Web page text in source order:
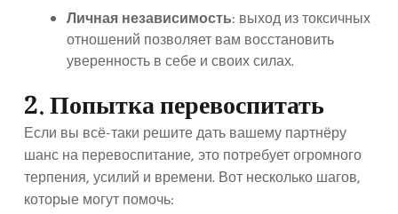
Личная независимость: выход из токсичных
отношений позволяет вам восстановить
уверенность в себе и своих силах.
2. Попытка перевоспитать
Если вы всё-таки решите дать вашему партнёру
шанс на перевоспитание, это потребует огромного
терпения, усилий и времени. Вот несколько шагов,
которые могут помочь: